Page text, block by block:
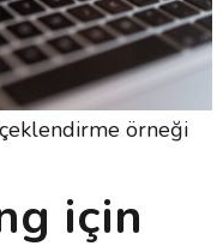
örneği
için